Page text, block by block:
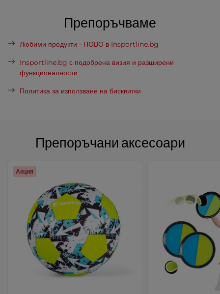
Препоръчани аксесоари
Акция
Препоръчваме
Любими продукти - НОВО в Insportline.bg
Insportline.bg с подобрена визия и разширени
функционалности
Политика за използване на бисквитки